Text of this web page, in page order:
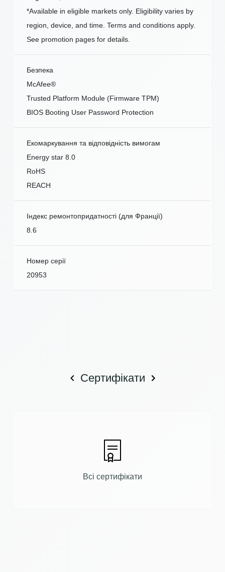
*Available in eligible markets only. Eligibility varies by
region, device, and time. Terms and conditions apply.
See promotion pages for details.
Безпека
McAfee®
Trusted Platform Module (Firmware TPM)
BIOS Booting User Password Protection
Екомаркування та відповідність вимогам
Energy star 8.0
RoHS
REACH
Індекс ремонтопридатності (для Франції)
8.6
Номер серії
20953
Сертифікати
Всі сертифікати